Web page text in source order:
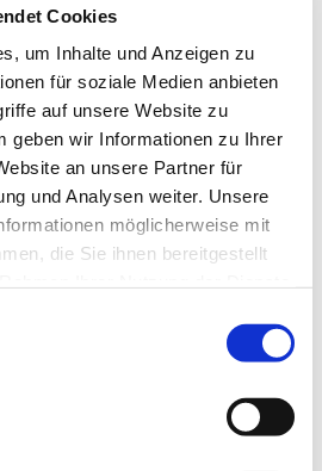
Cookies
um Inhalte und Anzeigen zu
für soziale Medien anbieten
auf unsere Website zu
geben wir Informationen zu Ihrer
an unsere Partner für
und Analysen weiter. Unsere
möglicherweise mit
die Sie ihnen bereitgestellt